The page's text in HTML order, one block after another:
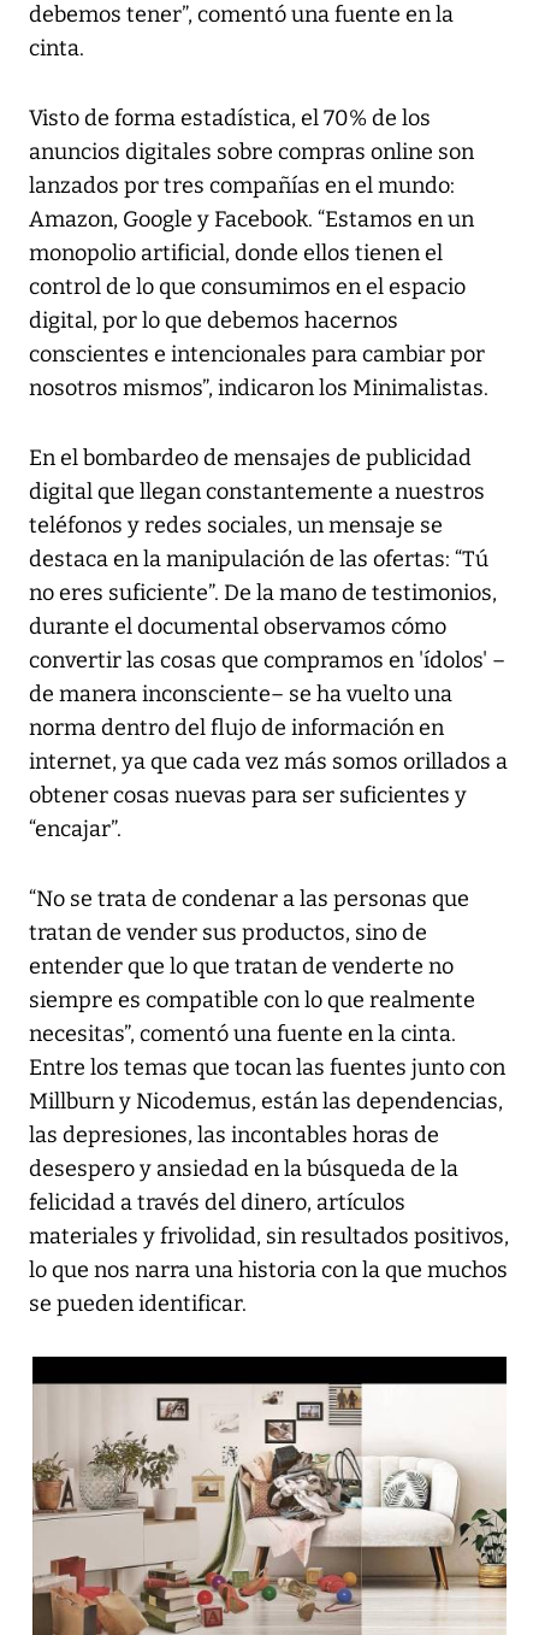
debemos tener”, comentó una fuente en la
cinta.
Visto de forma estadística, el 70% de los
anuncios digitales sobre compras online son
lanzados por tres compañías en el mundo:
Amazon, Google y Facebook. “Estamos en un
monopolio artificial, donde ellos tienen el
control de lo que consumimos en el espacio
digital, por lo que debemos hacernos
conscientes e intencionales para cambiar por
nosotros mismos”, indicaron los Minimalistas.
En el bombardeo de mensajes de publicidad
digital que llegan constantemente a nuestros
teléfonos y redes sociales, un mensaje se
destaca en la manipulación de las ofertas: “Tú
no eres suficiente”. De la mano de testimonios,
durante el documental observamos cómo
convertir las cosas que compramos en 'ídolos' –
de manera inconsciente– se ha vuelto una
norma dentro del flujo de información en
internet, ya que cada vez más somos orillados a
obtener cosas nuevas para ser suficientes y
“encajar”.
“No se trata de condenar a las personas que
tratan de vender sus productos, sino de
entender que lo que tratan de venderte no
siempre es compatible con lo que realmente
necesitas”, comentó una fuente en la cinta.
Entre los temas que tocan las fuentes junto con
Millburn y Nicodemus, están las dependencias,
las depresiones, las incontables horas de
desespero y ansiedad en la búsqueda de la
felicidad a través del dinero, artículos
materiales y frivolidad, sin resultados positivos,
lo que nos narra una historia con la que muchos
se pueden identificar.